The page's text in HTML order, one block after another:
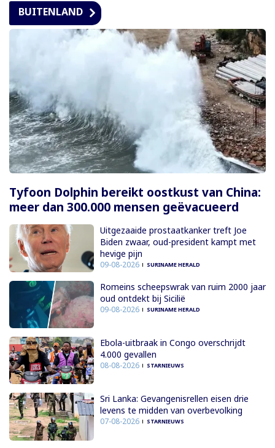
BUITENLAND
Tyfoon Dolphin bereikt oostkust van China:
meer dan 300.000 mensen geëvacueerd
Uitgezaaide prostaatkanker treft Joe
Biden zwaar, oud-president kampt met
hevige pijn
09-08-2026 SURINAME HERALD
Romeins scheepswrak van ruim 2000 jaar
oud ontdekt bij Sicilië
09-08-2026 SURINAME HERALD
Ebola-uitbraak in Congo overschrijdt
4.000 gevallen
08-08-2026 STARNIEUWS
Sri Lanka: Gevangenisrellen eisen drie
levens te midden van overbevolking
07-08-2026 STARNIEUWS